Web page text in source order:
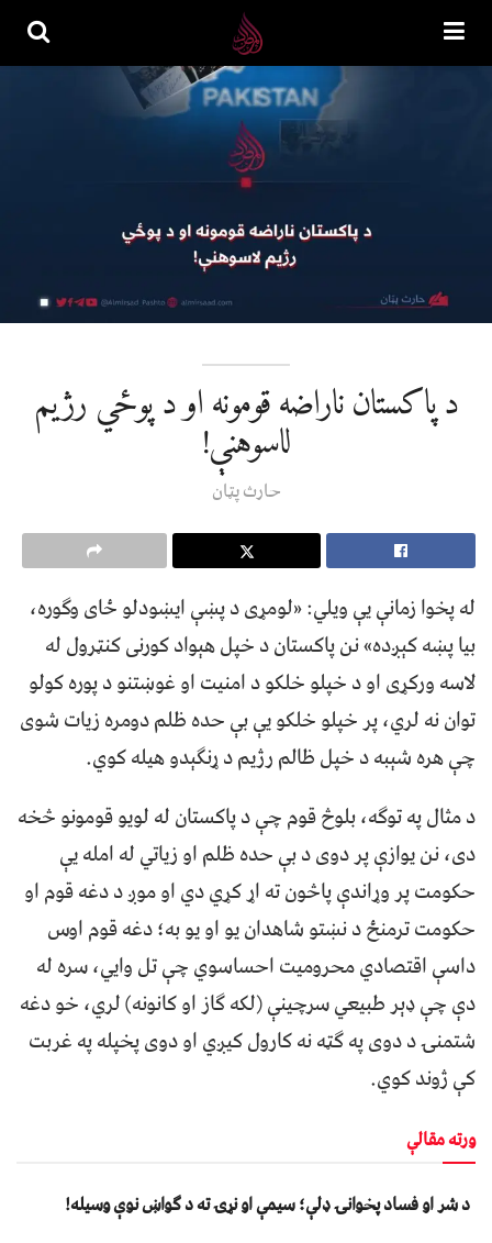
د پاکستان ناراضه قومونه او د پوځي رژیم
لاسوهنې!
حارث پټان
له پخوا زمانې یې ویلي: «لومړی د پښې ایښودلو ځای وګوره،
بیا پښه کېږده» نن پاکستان د خپل هېواد کورنی کنټرول له
لاسه ورکړی او د خپلو خلکو د امنیت او غوښتنو د پوره کولو
توان نه لري، پر خپلو خلکو یې بې حده ظلم دومره زیات شوی
چې هره شېبه د خپل ظالم رژیم د ړنګېدو هیله کوي.
د مثال په توګه، بلوڅ قوم چې د پاکستان له لویو قومونو څخه
دی، نن یوازې پر دوی د بې حده ظلم او زیاتي له امله یې
حکومت پر وړاندې پاڅون ته اړ کړي دي او موږ د دغه قوم او
حکومت ترمنځ د نښتو شاهدان یو او یو به؛ دغه قوم اوس
داسې اقتصادي محرومیت احساسوي چې تل وایي، سره له
دې چې ډېر طبیعي سرچینې (لکه ګاز او کانونه) لري، خو دغه
شتمنۍ د دوی په ګټه نه کارول کیږي او دوی پخپله په غربت
کې ژوند کوي.
ورته مقالې
د شر او فساد پخوانۍ ډلې؛ سیمې او نړۍ ته د ګواښ نوې وسیله!